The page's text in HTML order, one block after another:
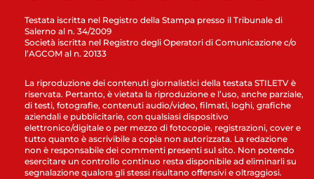
Testata iscritta nel Registro della Stampa presso il Tribunale di
Salerno al n. 34/2009
Società iscritta nel Registro degli Operatori di Comunicazione c/o
l’AGCOM al n. 20133
La riproduzione dei contenuti giornalistici della testata STILETV è
riservata. Pertanto, è vietata la riproduzione e l’uso, anche parziale,
di testi, fotografie, contenuti audio/video, filmati, loghi, grafiche
aziendali e pubblicitarie, con qualsiasi dispositivo
elettronico/digitale o per mezzo di fotocopie, registrazioni, cover e
tutto quanto è ascrivibile a copia non autorizzata. La redazione
non è responsabile dei commenti presenti sul sito. Non potendo
esercitare un controllo continuo resta disponibile ad eliminarli su
segnalazione qualora gli stessi risultano offensivi e oltraggiosi.